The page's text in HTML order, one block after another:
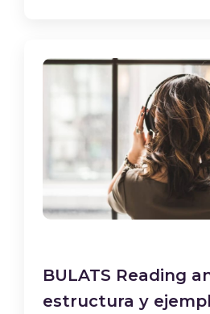
BULATS Reading
estructura y